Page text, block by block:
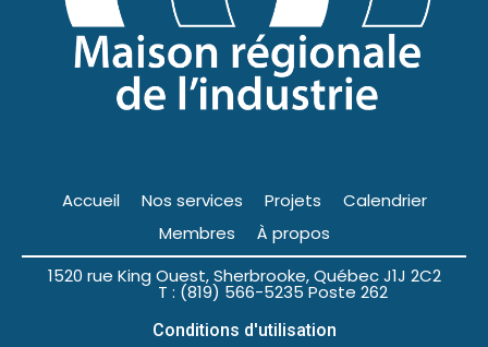
Accueil Nos services Projets
Calendrier
Membres
À propos
1520 rue King Ouest, Sherbrooke, Québec J1J 2C2
T : (819) 566-5235 Poste 262
Conditions d'utilisation